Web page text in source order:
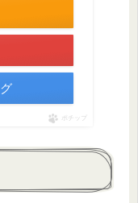
ポチップ